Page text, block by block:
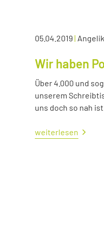
05.04.2019|
Wir haben
Über 4.000 und
unserem
uns doch so nah ist.
weiterlesen